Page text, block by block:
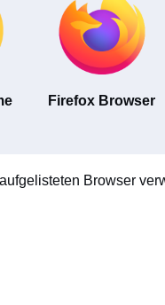
Firefox Browser
Browser